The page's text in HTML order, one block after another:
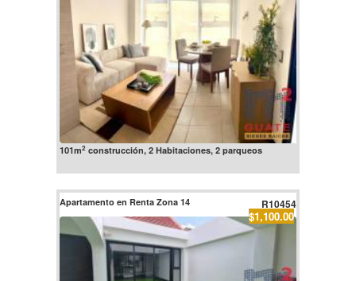
101m2construcción, 2 Habitaciones, 2 parqueos
Apartamento en Renta Zona 14 R10454
$1,100.00